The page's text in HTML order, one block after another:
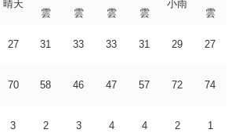
晴天
雲
雲
雲
雲
小雨
雲
27 31 33 33 31 29 27
70 58 46 47 57 72 74
3 2 3 4 4 2 1